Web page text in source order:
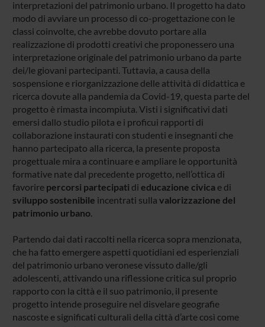
interpretazioni del patrimonio urbano. Il progetto ha dato
modo di avviare un processo di co-progettazione con le
classi coinvolte, che avrebbe dovuto portare alla
realizzazione di prodotti creativi che proponessero una
interpretazione originale del patrimonio urbano da parte
dei/le giovani partecipanti. Tuttavia, a causa della
sospensione e riorganizzazione delle attività di didattica e
ricerca dovute alla pandemia da Covid-19, questa parte del
progetto è rimasta incompiuta. Visti i significativi dati
emersi dallo studio pilota e i proficui rapporti di
collaborazione instaurati con studenti e insegnanti che
hanno partecipato alla ricerca, la presente proposta
progettuale mira a continuare e ampliare le opportunità
formative nate dal precedente progetto, nell’ottica di
favorirepercorsi partecipati di educazione civica e di
sviluppo sostenibile incentrati sulla valorizzazione del
patrimonio urbano.
Partendo dai dati raccolti nella ricerca sopra menzionata,
che ha fatto emergere aspetti quotidiani ed esperienziali
del patrimonio urbano veronese vissuto dalle/gli
adolescenti, attivando una riflessione critica sul proprio
rapporto con la città e il suo patrimonio, il presente
progetto intende proseguire nel disvelare geografie
nascoste e significati culturali della città d’arte così come